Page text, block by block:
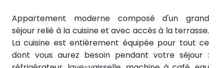
Appartement moderne composé d'un grand
séjour relié à la cuisine et avec accès à la terrasse.
La cuisine est entièrement équipée pour tout ce
dont vous aurez besoin pendant votre séjour :